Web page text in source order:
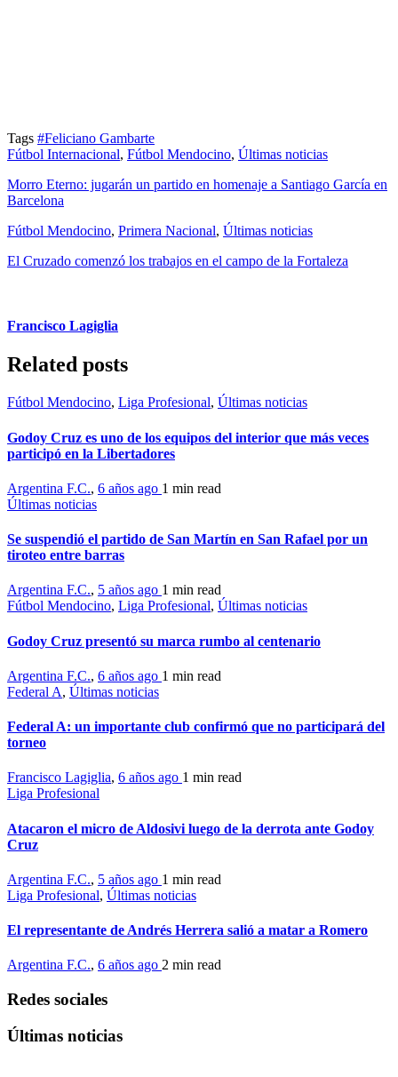
Tags #Feliciano Gambarte
Fútbol Internacional, Fútbol Mendocino, Últimas noticias
Morro Eterno: jugarán un partido en homenaje a Santiago García en
Barcelona
Fútbol Mendocino, Primera Nacional, Últimas noticias
El Cruzado comenzó los trabajos en el campo de la Fortaleza
Francisco Lagiglia
Related posts
Fútbol Mendocino, Liga Profesional, Últimas noticias
Godoy Cruz es uno de los equipos del interior que más veces
participó en la Libertadores
Argentina F.C., 6 años ago 1 min read
Últimas noticias
Se suspendió el partido de San Martín en San Rafael por un
tiroteo entre barras
Argentina F.C., 5 años ago 1 min read
Fútbol Mendocino, Liga Profesional, Últimas noticias
Godoy Cruz presentó su marca rumbo al centenario
Argentina F.C., 6 años ago 1 min read
Federal A, Últimas noticias
Federal A: un importante club confirmó que no participará del
torneo
Francisco Lagiglia, 6 años ago 1 min read
Liga Profesional
Atacaron el micro de Aldosivi luego de la derrota ante Godoy
Cruz
Argentina F.C., 5 años ago 1 min read
Liga Profesional, Últimas noticias
El representante de Andrés Herrera salió a matar a Romero
Argentina F.C., 6 años ago 2 min read
Redes sociales
Últimas noticias